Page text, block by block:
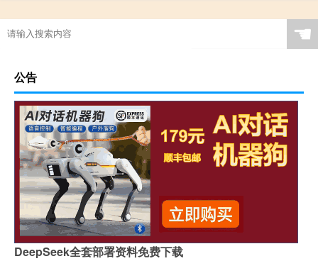
☚
公告
DeepSeek全套部署资料免费下载